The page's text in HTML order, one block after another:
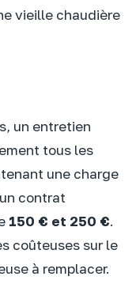
vieille chaudière
un entretien
tous les
une charge
contrat
150 € et 250 €.
coûteuses sur le
à remplacer.